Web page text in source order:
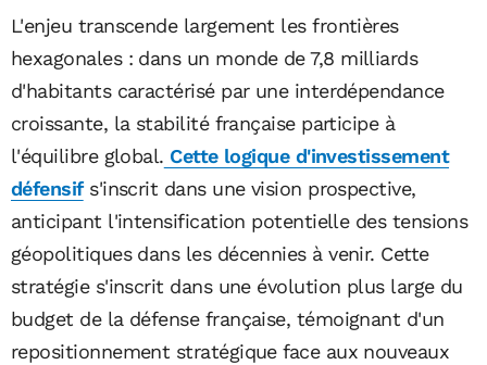
L'enjeu transcende largement les frontières
hexagonales : dans un monde de 7,8 milliards
d'habitants caractérisé par une interdépendance
croissante, la stabilité française participe à
l'équilibre global. Cette logique d'investissement
défensifs'inscrit dans une vision prospective,
anticipant l'intensification potentielle des tensions
géopolitiques dans les décennies à venir. Cette
stratégie s'inscrit dans une évolution plus large du
budget de la défense française, témoignant d'un
repositionnement stratégique face aux nouveaux